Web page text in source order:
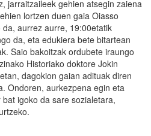
jarraitzaileek gehien atsegin zaiena
lortzen duen gaia Oiasso
aurrez aurre, 19:00etatik
da, eta edukiera bete bitartean
Saio bakoitzak ordubete iraungo
Historiako doktore Jokin
dagokion gaian adituak diren
Ondoren, aurkezpena egin eta
igoko da sare sozialetara,